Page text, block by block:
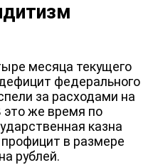
месяца текущего
федерального
за расходами на
это же время по
казна
в размере
рублей.